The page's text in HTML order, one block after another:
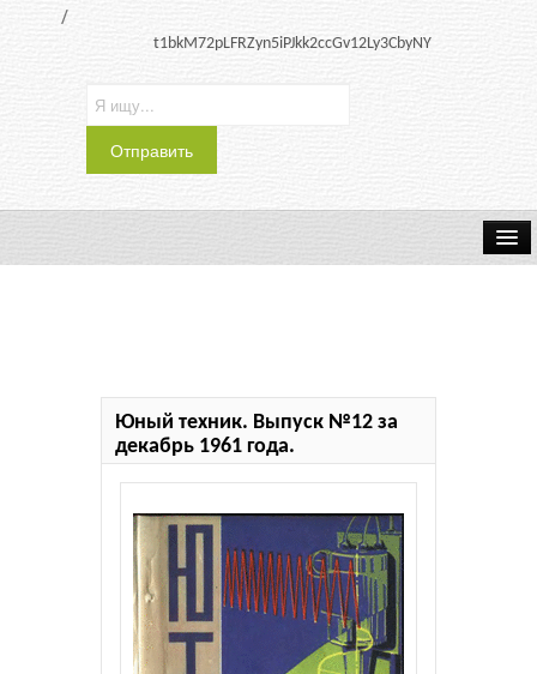
t1bkM72pLFRZyn5iPJkk2ccGv12Ly3CbyNY
Юный техник. Выпуск №12 за
декабрь 1961 года.